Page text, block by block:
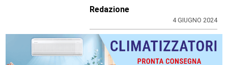
Redazione
4 GIUGNO 2024